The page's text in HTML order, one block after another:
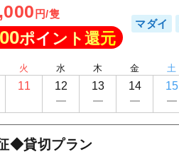
円/隻
ポイント還元
マダイ
火
11
水
12
木
13
金
14
土
15
◆貸切プラン